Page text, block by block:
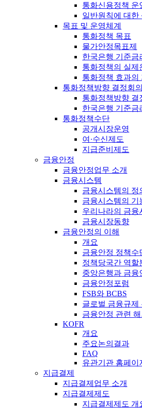
통화신용정책 운
일반원칙에 대한
목표 및 운영체계
통화정책 목표
물가안정목표제
한국은행 기준금
통화정책의 실제
통화정책 효과의
통화정책방향 결정회
통화정책방향 결
한국은행 기준금
통화정책수단
공개시장운영
여·수신제도
지급준비제도
금융안정
금융안정업무 소개
금융시스템
금융시스템의 정
금융시스템의 기
우리나라의 금융
금융시장동향
금융안정의 이해
개요
금융안정 정책수
정책당국간 역할
중앙은행과 금융
금융안정포럼
FSB와 BCBS
글로벌 금융규제
금융안정 관련
KOFR
개요
주요논의결과
FAQ
유관기관 홈페이
지급결제
지급결제업무 소개
지급결제제도
지급결제제도 개